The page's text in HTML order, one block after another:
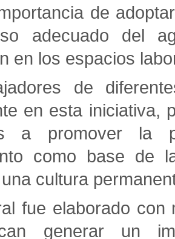
de
adecuado del
en los espacios
de
en esta iniciativa,
a promover la
como base de
cultura
fue elaborado con
generar un